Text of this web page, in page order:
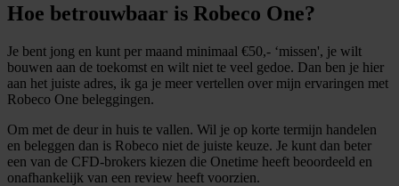
Hoe betrouwbaar is Robeco One?
Je bent jong en kunt per maand minimaal €50,- ‘missen', je wilt
bouwen aan de toekomst en wilt niet te veel gedoe. Dan ben je hier
aan het juiste adres, ik ga je meer vertellen over mijn ervaringen met
Robeco One beleggingen.
Om met de deur in huis te vallen. Wil je op korte termijn handelen
en beleggen dan is Robeco niet de juiste keuze. Je kunt dan beter
een van de CFD-brokers kiezen die Onetime heeft beoordeeld en
onafhankelijk van een review heeft voorzien.